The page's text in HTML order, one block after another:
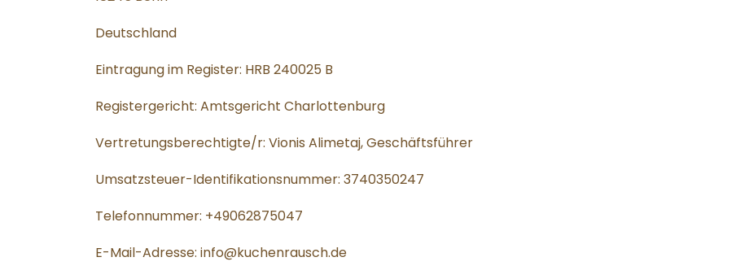
Deutschland
Eintragung im Register: HRB 240025 B
Registergericht: Amtsgericht Charlottenburg
Vertretungsberechtigte/r: Vionis Alimetaj, Geschäftsführer
Umsatzsteuer-Identifikationsnummer: 3740350247
Telefonnummer: +49062875047
E-Mail-Adresse: info@kuchenrausch.de